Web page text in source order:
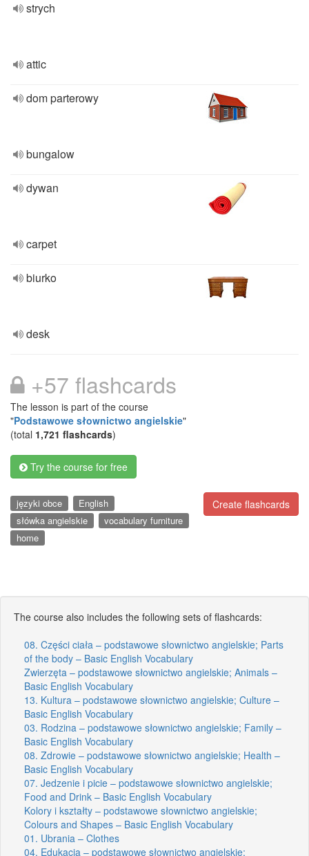
strych
attic
dom parterowy
bungalow
dywan
carpet
biurko
desk
+57 flashcards
The lesson is part of the course
"Podstawowe słownictwo angielskie"
(total 1,721 flashcards)
Try the course for free
Create flashcards
języki obce
English
słówka angielskie
vocabulary furniture
home
The course also includes the following sets of flashcards:
08. Części ciała – podstawowe słownictwo angielskie; Parts
of the body – Basic English Vocabulary
Zwierzęta – podstawowe słownictwo angielskie; Animals –
Basic English Vocabulary
13. Kultura – podstawowe słownictwo angielskie; Culture –
Basic English Vocabulary
03. Rodzina – podstawowe słownictwo angielskie; Family –
Basic English Vocabulary
08. Zdrowie – podstawowe słownictwo angielskie; Health –
Basic English Vocabulary
07. Jedzenie i picie – podstawowe słownictwo angielskie;
Food and Drink – Basic English Vocabulary
Kolory i kształty – podstawowe słownictwo angielskie;
Colours and Shapes – Basic English Vocabulary
01. Ubrania – Clothes
04. Edukacja – podstawowe słownictwo angielskie;